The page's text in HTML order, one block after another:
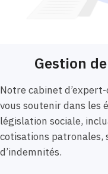
Gestion
Notre cabinet
vous soutenir dans les
législation sociale,
cotisations patronales,
d’indemnités.